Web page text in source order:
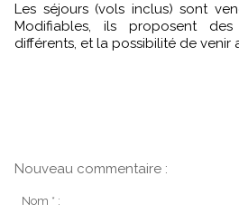
Les séjours (vols inclus) sont
Modifiables, ils proposent
différents, et la possibilité de venir
Nouveau commentaire :
Nom * :